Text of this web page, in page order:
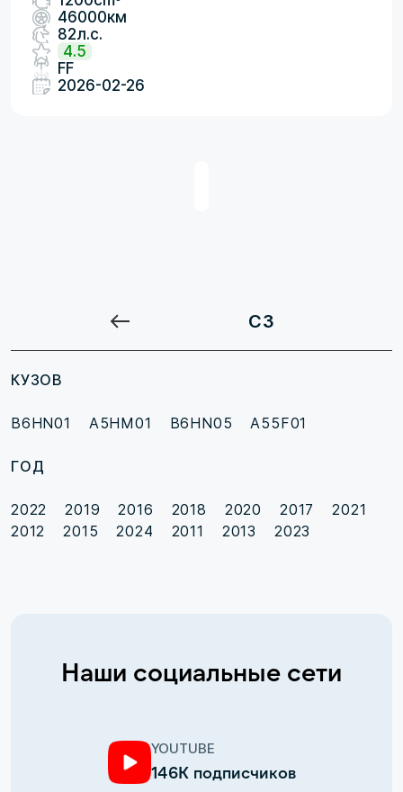
46000км
82л.с.
4.5
FF
2026-02-26
C3
КУЗОВ
B6HN01 A5HM01 B6HN05 A55F01
ГОД
2022 2019 2016 2018 2020 2017
2021
2012
2015 2024 2011 2013 2023
Наши социальные сети
YOUTUBE
146К подписчиков